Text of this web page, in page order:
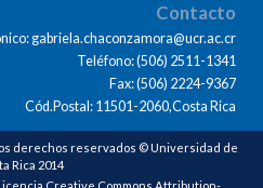
Contacto
gabriela.chaconzamora@ucr.ac.cr
Teléfono: (506) 2511-1341
Fax: (506) 2224-9367
Cód.Postal: 11501-2060,Costa Rica
derechos reservados © Universidad de
Rica 2014